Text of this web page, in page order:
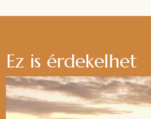
Ez is érdekelhet